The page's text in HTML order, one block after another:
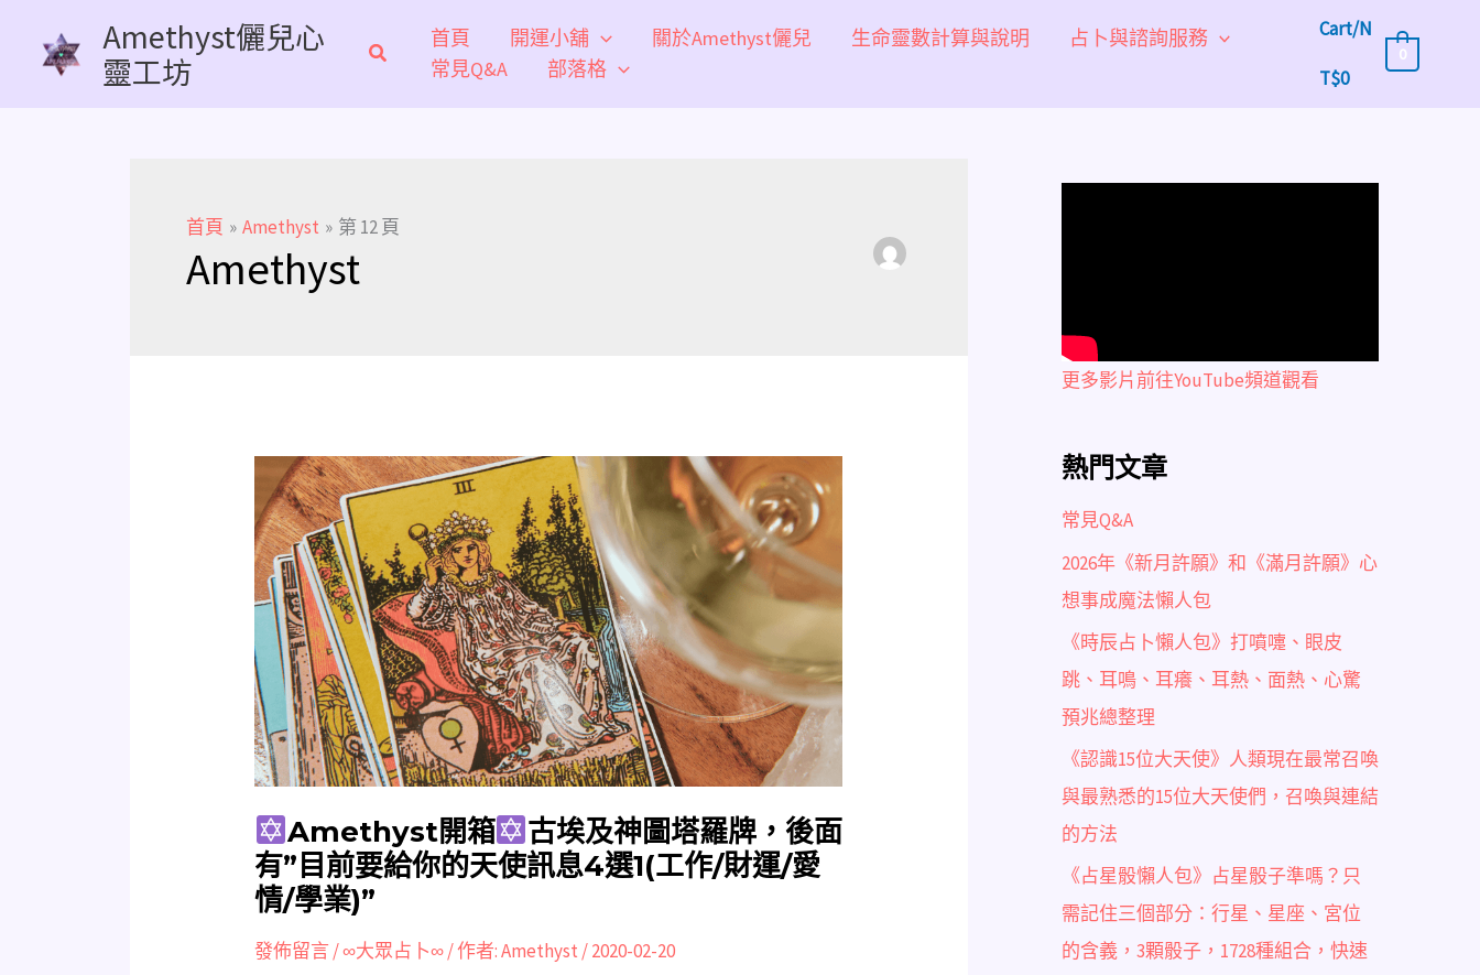
Amethyst儷兒心
靈工坊
首頁 開運小舖 關於Amethyst儷兒 生命靈數計算與說明
占卜與諮詢服務
常見Q&A
部落格
Cart/N
T$0
0
首頁 Amethyst 第 12 頁
Amethyst
Amethyst開箱
古埃及神圖塔羅牌，後面
有”目前要給你的天使訊息4選1(工作/財運/愛
情/學業)”
發佈留言/∞大眾占卜∞/ 作者:Amethyst /2020-02-20
Amethyst
開
箱
古
埃
及
神
圖
塔
羅
牌，
後
面
有”
目
更多影片前往YouTube頻道觀看
熱門文章
常見Q&A
2026年《新月許願》和《滿月許願》心
想事成魔法懶人包
《時辰占卜懶人包》打噴嚏、眼皮
跳、耳鳴、耳癢、耳熱、面熱、心驚
預兆總整理
《認識15位大天使》人類現在最常召喚
與最熟悉的15位大天使們，召喚與連結
的方法
《占星骰懶人包》占星骰子準嗎？只
需記住三個部分：行星、星座、宮位
的含義，3顆骰子，1728種組合，快速